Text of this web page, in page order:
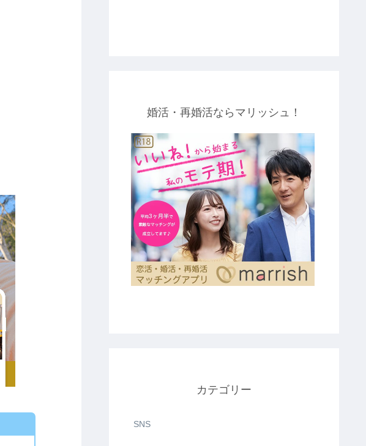
婚活・再婚活ならマリッシュ！
カテゴリー
SNS